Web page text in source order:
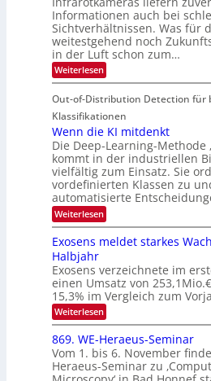
m
s
u
n
d
M
a
n
t
i
S
p
e
c
t
r
k
e
i
t
e
i
n
V
I
S
I
O
N
T
e
c
h
T
a
l
k
d
T
o
u
r
u
d
e
r
V
S
O
N
2
0
2
6
Informationen auch bei
Sichtverhältnissen. Was für
weitestgehend noch
in der Luft schon zum…
Weiterlesen:
S
c
h
l
a
n
d
e
n
Out-of-Distribution Detection für
Klassifikationen
Wenn die KI mitdenkt
Die Deep-Learning-Methode
kommt in der industriellen
vielfältig zum Einsatz. Sie
vordefinierten Klassen zu
automatisierte
Weiterlesen:
W
n
d
i
e
K
I
m
i
t
d
e
Exosens meldet starkes
Halbjahr
Exosens verzeichnete im
einen Umsatz von
15,3% im Vergleich zum
Weiterlesen:
E
x
o
s
e
869. WE-Heraeus-Seminar
Vom 1. bis 6. November
Heraeus-Seminar zu